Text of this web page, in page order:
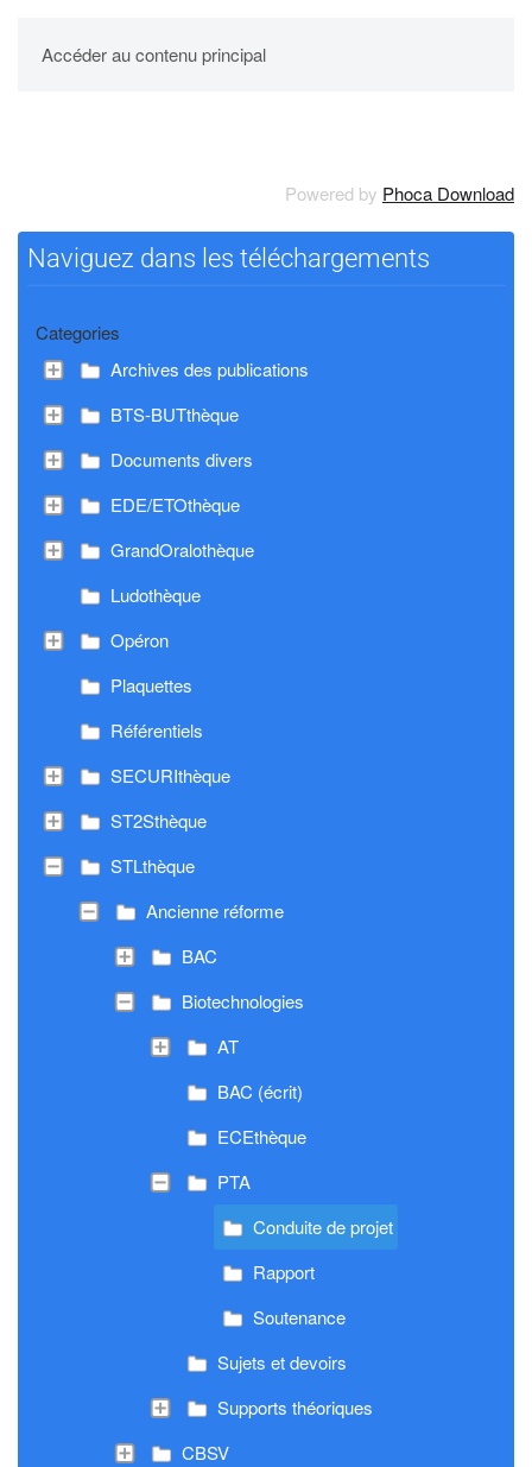
Accéder au contenu principal
UPBM
Powered by Phoca Download
Naviguez dans les téléchargements
Categories
Archives des publications
BTS-BUTthèque
Documents divers
EDE/ETOthèque
GrandOralothèque
Ludothèque
Opéron
Plaquettes
Référentiels
SECURIthèque
ST2Sthèque
STLthèque
Ancienne réforme
BAC
Biotechnologies
AT
BAC (écrit)
ECEthèque
PTA
Conduite de projet
Rapport
Soutenance
Sujets et devoirs
Supports théoriques
CBSV